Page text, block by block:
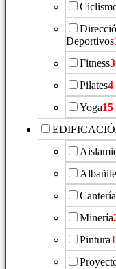
Deportivos
Fitness
Pilates4
Yoga15
Cantería
Minería
Pintura